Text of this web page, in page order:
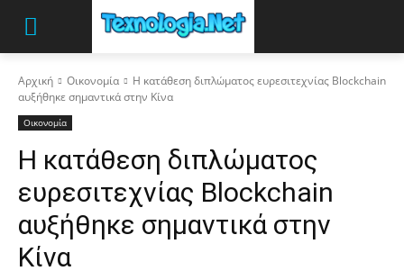
Αρχική Οικονομία
Η κατάθεση διπλώματος ευρεσιτεχνίας Blockchain
αυξήθηκε σημαντικά στην Κίνα
Οικονομία
Η κατάθεση διπλώματος
ευρεσιτεχνίας Blockchain
αυξήθηκε σημαντικά στην
Κίνα